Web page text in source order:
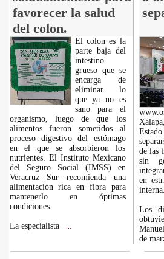
favorecer la salud
del colon.
El colon es la
parte baja del
intestino
grueso que se
encarga de
eliminar lo
que ya no es
sano para el
organismo, luego de que los
alimentos fueron sometidos al
proceso digestivo del estómago
en el que se absorbieron los
nutrientes. El Instituto Mexicano
del Seguro Social (IMSS) en
Veracruz Sur recomienda una
alimentación rica en fibra para
mantenerlo en óptimas
condiciones.
La especialista
de las
sin
en
interna.
Los
de